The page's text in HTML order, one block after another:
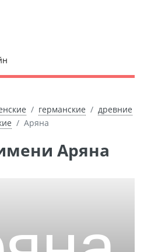
германские
древние
Аряна
Аряна